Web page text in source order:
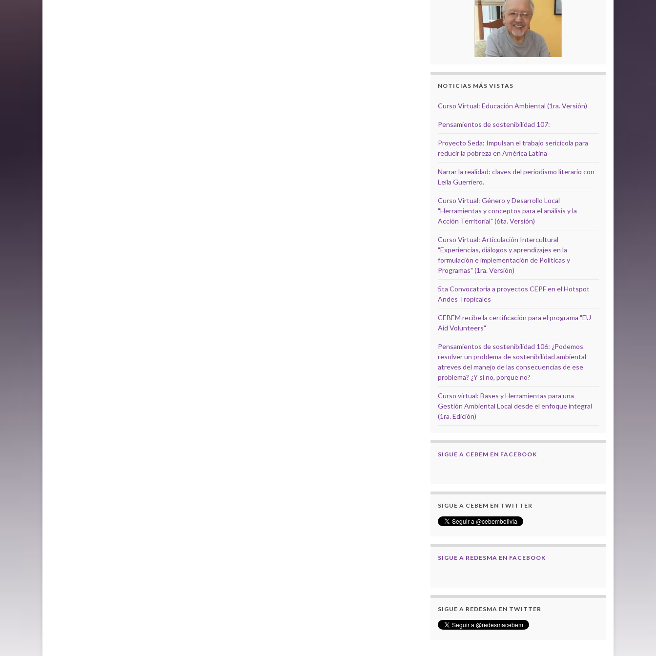
NOTICIAS MÁS VISTAS
Curso Virtual: Educación Ambiental (1ra. Versión)
Pensamientos de sostenibilidad 107:
Proyecto Seda: Impulsan el trabajo sericícola para
reducir la pobreza en América Latina
Narrar la realidad: claves del periodismo literario con
Leila Guerriero.
Curso Virtual: Género y Desarrollo Local
"Herramientas y conceptos para el análisis y la
Acción Territorial" (6ta. Versión)
Curso Virtual: Articulación Intercultural
"Experiencias, diálogos y aprendizajes en la
formulación e implementación de Políticas y
Programas" (1ra. Versión)
5ta Convocatoria a proyectos CEPF en el Hotspot
Andes Tropicales
CEBEM recibe la certificación para el programa "EU
Aid Volunteers"
Pensamientos de sostenibilidad 106: ¿Podemos
resolver un problema de sostenibilidad ambiental
atreves del manejo de las consecuencias de ese
problema? ¿Y si no, porque no?
Curso virtual: Bases y Herramientas para una
Gestión Ambiental Local desde el enfoque integral
(1ra. Edición)
SIGUE A CEBEM EN FACEBOOK
SIGUE A CEBEM EN TWITTER
SIGUE A REDESMA EN FACEBOOK
SIGUE A REDESMA EN TWITTER